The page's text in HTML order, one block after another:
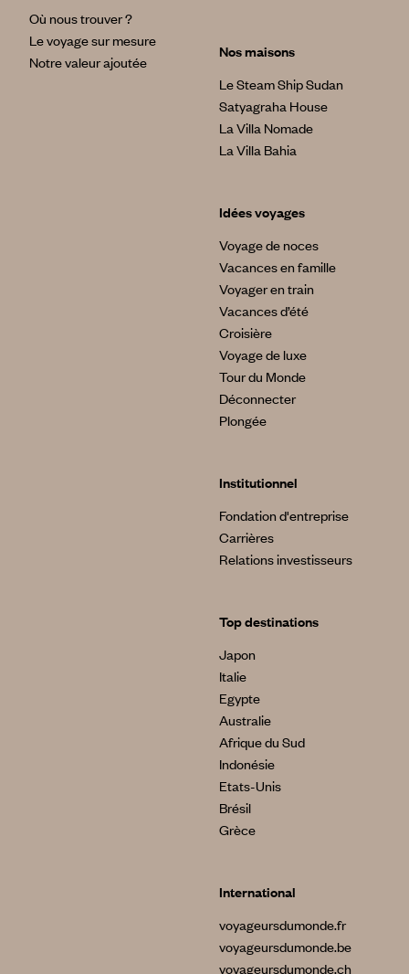
Où nous trouver ?
Le voyage sur mesure
Notre valeur ajoutée
Nos maisons
Le Steam Ship Sudan
Satyagraha House
La Villa Nomade
La Villa Bahia
Idées voyages
Voyage de noces
Vacances en famille
Voyager en train
Vacances d’été
Croisière
Voyage de luxe
Tour du Monde
Déconnecter
Plongée
Institutionnel
Fondation d'entreprise
Carrières
Relations investisseurs
Top destinations
Japon
Italie
Egypte
Australie
Afrique du Sud
Indonésie
Etats-Unis
Brésil
Grèce
International
voyageursdumonde.fr
voyageursdumonde.be
voyageursdumonde.ch